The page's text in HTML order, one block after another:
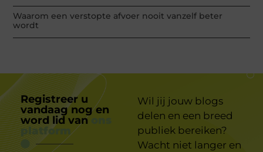
Waarom een verstopte afvoer nooit vanzelf beter
wordt
Registreer u
vandaag nog en
word lid van
platform
Wil jij jouw blogs
delen en een breed
publiek bereiken?
Wacht niet langer en